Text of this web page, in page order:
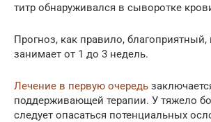
титр обнаруживался в сыворотке
Прогноз, как правило,
занимает от 1 до 3 недель.
Лечение в первую очередь
поддерживающей терапии. У тяжело
следует опасаться потенциальных